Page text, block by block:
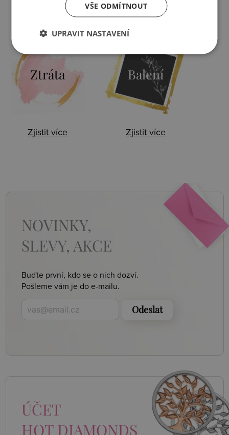
Zjistit více Zjistit více
Ztráta
Zjistit více
Balení
Zjistit více
NOVINKY,
SLEVY, AKCE
Buďte první, kdo se o nich dozví.
Pošleme vám je do e-mailu.
Odeslat
ÚČET
HOT DIAMONDS
VŠE ODMÍTNOUT
UPRAVIT NASTAVENÍ